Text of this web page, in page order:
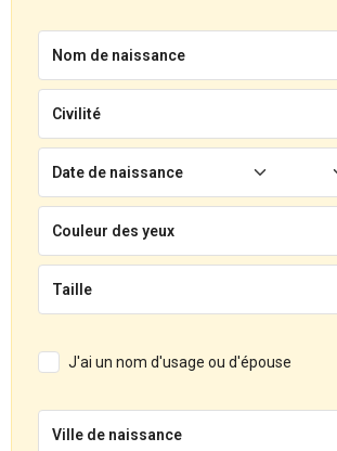
Nom de naissance
Civilité
Date de naissance
Couleur des yeux
Taille
J'ai un nom d'usage ou d'épouse
Ville de naissance